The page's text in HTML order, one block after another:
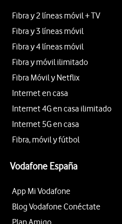
Fibra y 2 líneas móvil + TV
Fibra y 3 líneas móvil
Fibra y 4 líneas móvil
Fibra y móvil ilimitado
Fibra Móvil y Netflix
Internet en casa
Internet 4G en casa ilimitado
Internet 5G en casa
Fibra, móvil y fútbol
Vodafone España
App Mi Vodafone
Blog Vodafone Conéctate
Plan Amigo